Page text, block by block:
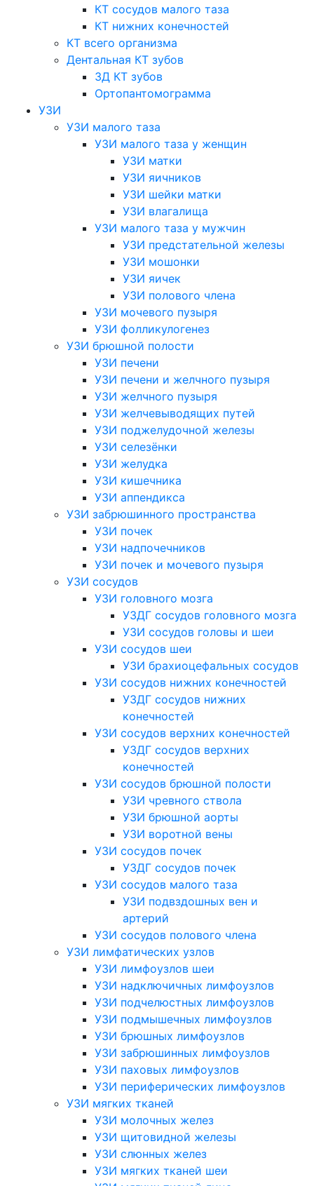
КТ сосудов малого таза
КТ нижних конечностей
КТ всего организма
Дентальная КТ зубов
3Д КТ зубов
Ортопантомограмма
УЗИ
УЗИ малого таза
УЗИ малого таза у женщин
УЗИ матки
УЗИ яичников
УЗИ шейки матки
УЗИ влагалища
УЗИ малого таза у мужчин
УЗИ предстательной железы
УЗИ мошонки
УЗИ яичек
УЗИ полового члена
УЗИ мочевого пузыря
УЗИ фолликулогенез
УЗИ брюшной полости
УЗИ печени
УЗИ печени и желчного пузыря
УЗИ желчного пузыря
УЗИ желчевыводящих путей
УЗИ поджелудочной железы
УЗИ селезёнки
УЗИ желудка
УЗИ кишечника
УЗИ аппендикса
УЗИ забрюшинного пространства
УЗИ почек
УЗИ надпочечников
УЗИ почек и мочевого пузыря
УЗИ сосудов
УЗИ головного мозга
УЗДГ сосудов головного мозга
УЗИ сосудов головы и шеи
УЗИ сосудов шеи
УЗИ брахиоцефальных сосудов
УЗИ сосудов нижних конечностей
УЗДГ сосудов нижних
конечностей
УЗИ сосудов верхних конечностей
УЗДГ сосудов верхних
конечностей
УЗИ сосудов брюшной полости
УЗИ чревного ствола
УЗИ брюшной аорты
УЗИ воротной вены
УЗИ сосудов почек
УЗДГ сосудов почек
УЗИ сосудов малого таза
УЗИ подвздошных вен и
артерий
УЗИ сосудов полового члена
УЗИ лимфатических узлов
УЗИ лимфоузлов шеи
УЗИ надключичных лимфоузлов
УЗИ подчелюстных лимфоузлов
УЗИ подмышечных лимфоузлов
УЗИ брюшных лимфоузлов
УЗИ забрюшинных лимфоузлов
УЗИ паховых лимфоузлов
УЗИ периферических лимфоузлов
УЗИ мягких тканей
УЗИ молочных желез
УЗИ щитовидной железы
УЗИ слюнных желез
УЗИ мягких тканей шеи